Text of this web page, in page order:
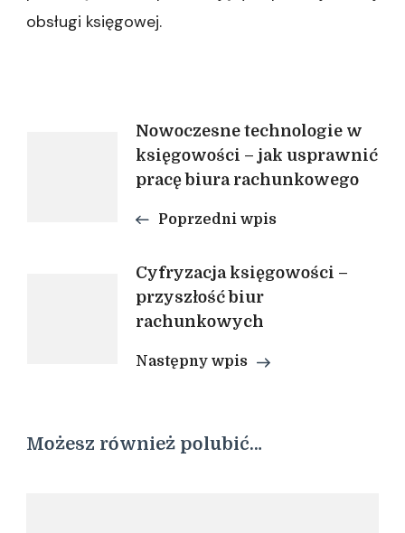
obsługi księgowej.
Nawigacja
wpisu
Nowoczesne technologie w
księgowości – jak usprawnić
pracę biura rachunkowego
Poprzedni wpis
Cyfryzacja księgowości –
przyszłość biur
rachunkowych
Następny wpis
Możesz również polubić…